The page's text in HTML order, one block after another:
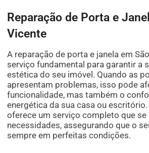
Reparação de Porta e
Vicente
A reparação de porta e janela em
serviço fundamental para garantir a
estética do seu imóvel. Quando as
apresentam problemas, isso pode
funcionalidade, mas também o
energética da sua casa ou
oferece um serviço completo que se
necessidades, assegurando que o
sempre em perfeitas condições.